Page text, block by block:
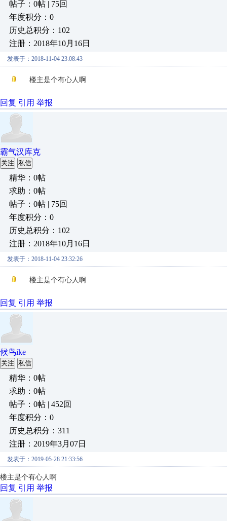
帖子：0帖 | 75回
年度积分：0
历史总积分：102
注册：2018年10月16日
发表于：2018-11-04 23:08:43
楼主是个有心人啊
回复 引用 举报
霸气汉库克
关注 私信
精华：0帖
求助：0帖
帖子：0帖 | 75回
年度积分：0
历史总积分：102
注册：2018年10月16日
发表于：2018-11-04 23:32:26
楼主是个有心人啊
回复 引用 举报
候鸟ike
关注 私信
精华：0帖
求助：0帖
帖子：0帖 | 452回
年度积分：0
历史总积分：311
注册：2019年3月07日
发表于：2019-05-28 21:33:56
楼主是个有心人啊
回复 引用 举报